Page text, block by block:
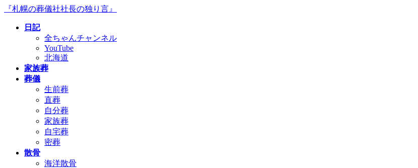
コ
ナ
『札幌の葬儀社社長の独り言』
日記
全ちゃんチャンネル
YouTube
北海道
家族葬
葬儀
生前葬
直葬
自分葬
家族葬
自宅葬
密葬
散骨
海洋散骨